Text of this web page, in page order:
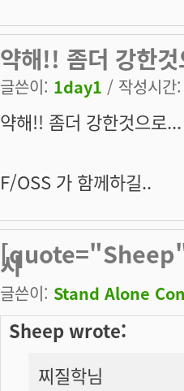
약해!! 좀더 강한
글쓴이: 1day1 / 작성시
약해!! 좀더 강한것으로...
F/OSS 가 함께하길..
시
글쓴이: Stand Alone
Sheep wrote:
찌질학님